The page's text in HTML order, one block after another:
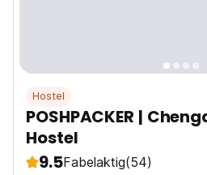
Hostel
POSHPACKER |
Hostel
9.5Fabelaktig(54)